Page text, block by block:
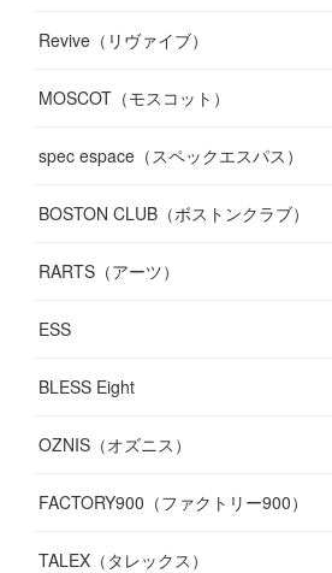
Revive（リヴァイブ）
MOSCOT（モスコット）
spec espace（スペックエスパス）
BOSTON CLUB（ボストンクラブ）
RARTS（アーツ）
ESS
BLESS Eight
OZNIS（オズニス）
FACTORY900（ファクトリー900）
TALEX（タレックス）